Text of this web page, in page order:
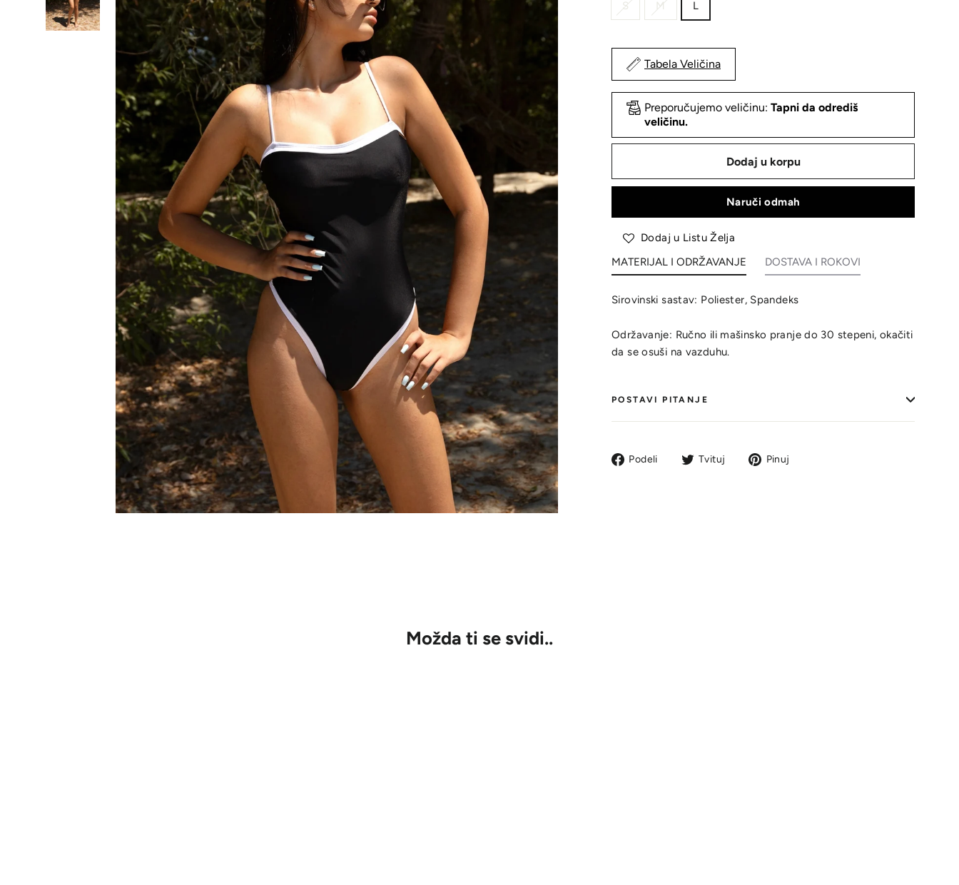
S M L
Tabela Veličina
Preporučujemo veličinu: Tapni da odrediš
veličinu.
Dodaj u korpu
Naruči odmah
Dodaj u Listu Želja
MATERIJAL I ODRŽAVANJE
Sirovinski sastav: Poliester, Spandeks
Održavanje: Ručno ili mašinsko pranje do 30 stepeni, okačiti
da se osuši na vazduhu.
DOSTAVA I ROKOVI
POSTAVI PITANJE
Podeli
Podeli Tvituj
Tvit
Pinuj
Možda ti se svidi..